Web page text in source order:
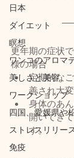
日本
ダイエット
瞑想
ワンコのアロマ
美しさと美容
ワークショップ
四国、愛媛県や
ストレスリリー
免疫
更年期の症状
様の場合
定期的な
善され大
身体のあ
開いてき
す。